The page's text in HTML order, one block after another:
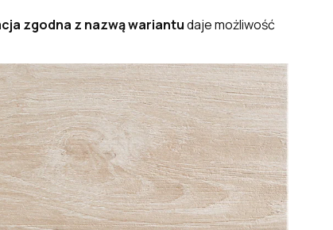
zgodna z nazwą wariantudaje możliwość